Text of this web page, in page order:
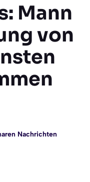
Mann
von
Nachrichten